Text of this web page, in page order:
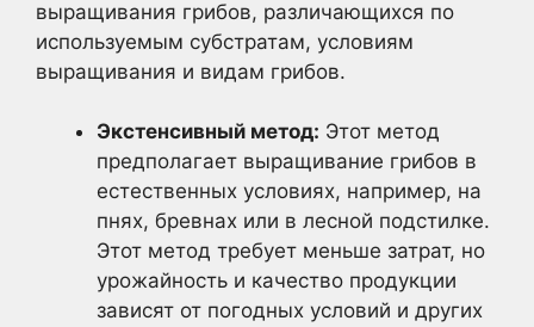
выращивания грибов, различающихся по
используемым субстратам, условиям
выращивания и видам грибов.
Экстенсивный метод: Этот метод
предполагает выращивание грибов в
естественных условиях, например, на
пнях, бревнах или в лесной подстилке.
Этот метод требует меньше затрат, но
урожайность и качество продукции
зависят от погодных условий и других